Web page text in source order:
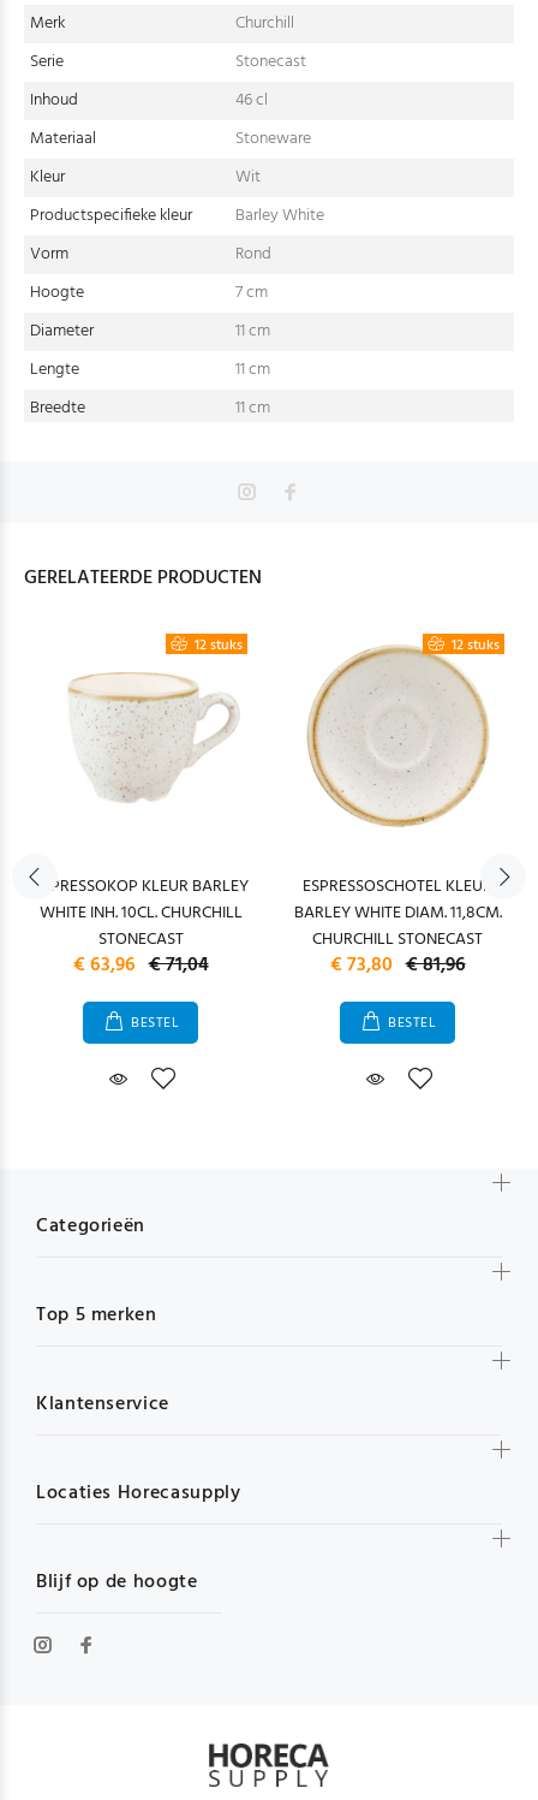
Merk
Churchill
Serie
Stonecast
Inhoud
46 cl
Materiaal
Stoneware
Kleur
Wit
Productspecifieke kleur
Barley White
Vorm
Rond
Hoogte
7 cm
Diameter
11 cm
Lengte
11 cm
Breedte
11 cm
GERELATEERDE PRODUCTEN
12 stuks
ESPRESSOKOP KLEUR BARLEY
WHITE INH. 10CL. CHURCHILL
STONECAST
€ 63,96 € 71,04
BESTEL
12 stuks
ESPRESSOSCHOTEL KLEUR
BARLEY WHITE DIAM. 11,8CM.
CHURCHILL STONECAST
€ 73,80 € 81,96
BESTEL
Blijf op de hoogte
Categorieën
Top 5 merken
Klantenservice
Locaties Horecasupply